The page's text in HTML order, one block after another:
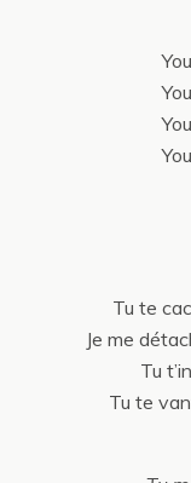
Tu te
Je me
Tu
Tu te